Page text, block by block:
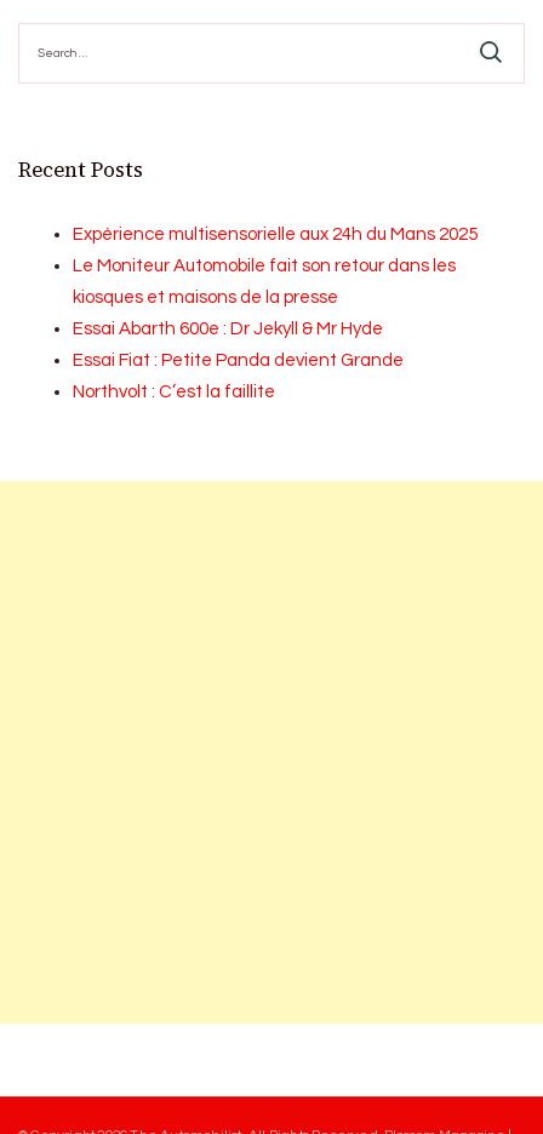
for:
Recent Posts
Expérience multisensorielle aux 24h du Mans 2025
Le Moniteur Automobile fait son retour dans les
kiosques et maisons de la presse
Essai Abarth 600e : Dr Jekyll & Mr Hyde
Essai Fiat : Petite Panda devient Grande
Northvolt : C’est la faillite